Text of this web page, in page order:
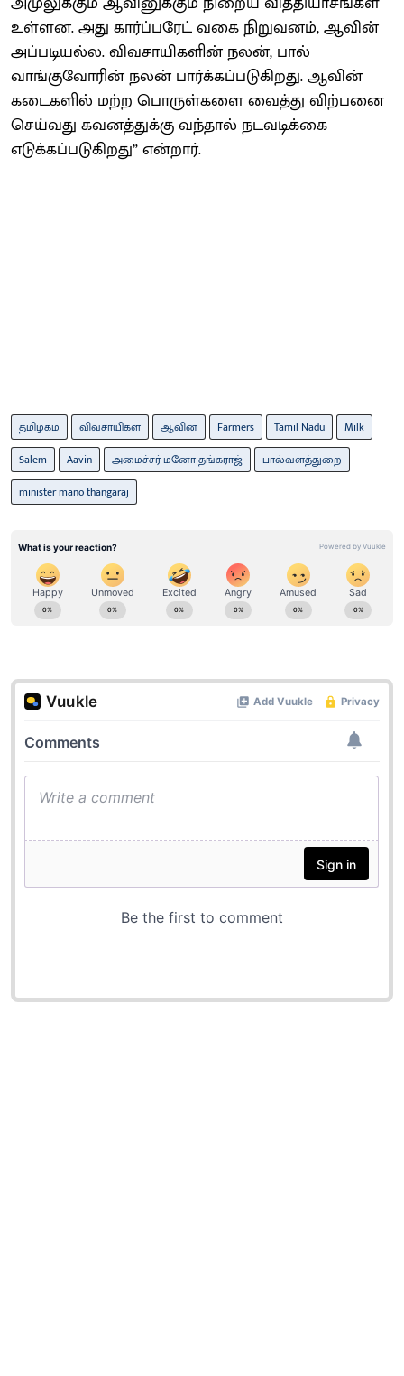
உள்ளன. அது கார்ப்பரேட் வகை நிறுவனம், ஆவின்
அப்படியல்ல. விவசாயிகளின் நலன், பால்
வாங்குவோரின் நலன் பார்க்கப்படுகிறது. ஆவின்
கடைகளில் மற்ற பொருள்களை வைத்து விற்பனை
செய்வது கவனத்துக்கு வந்தால் நடவடிக்கை
எடுக்கப்படுகிறது” என்றார்.
தமிழகம் விவசாயிகள் ஆவின் Farmers Tamil Nadu
Milk
Salem
Aavin அமைச்சர் மனோ தங்கராஜ்
பால்வளத்துறை
minister mano thangaraj